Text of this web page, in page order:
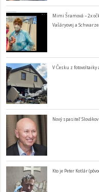
Mimi Šramová – 2x
Vašáryovej a
V Česku z fotovoltaiky
Nový spasiteľ
Kto je Peter Kotlár